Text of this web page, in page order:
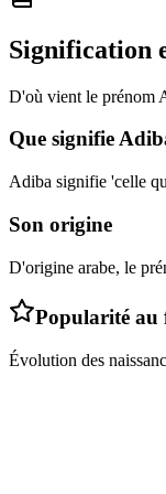
Signification
D'où vient le prénom
Que signifie
Adiba signifie 'celle
Son origine
D'origine arabe, le
Popularité au
Évolution des